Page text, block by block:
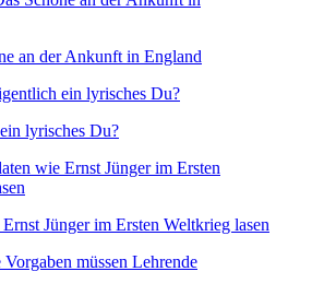
an der Ankunft in England
lyrisches Du?
Jünger im Ersten Weltkrieg lasen